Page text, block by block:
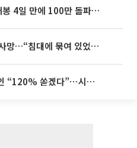
놀란 감독 '오디세이', 개봉 4일 만에 100만 돌파⋯'왕사남' 보다 빠르다
천안 교회서 11세 아동 사망…“침대에 묶여 있었다” 진술 확보
AT마드리드 ‘7번’ 이강인 “120% 쏟겠다”⋯시메오네 감독 “필요한 선수”